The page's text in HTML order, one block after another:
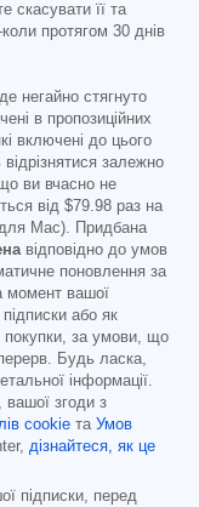
скасувати її та
протягом 30 днів
негайно стягнуто
в пропозиційних
включені до цього
залежно
ви вчасно не
від $79.98 раз на
Mac). Придбана
відповідно до умов
поновлення за
момент вашої
або як
покупки, за умови, що
Будь ласка,
інформації.
вашої згоди з
cookie та Умов
дізнайтеся, як це
підписки, перед